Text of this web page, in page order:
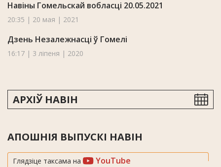
Навіны Гомельскай вобласці 20.05.2021
20:35 | 20 мая | 2021
Дзень Незалежнасці ў Гомелі
16:17 | 3 ліпеня | 2020
АРХІЎ НАВІН
АПОШНІЯ ВЫПУСКІ НАВІН
Глядзіце таксама на YouTube